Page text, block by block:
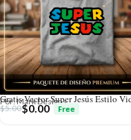
Por: Mark Designs
$5.00$0.00